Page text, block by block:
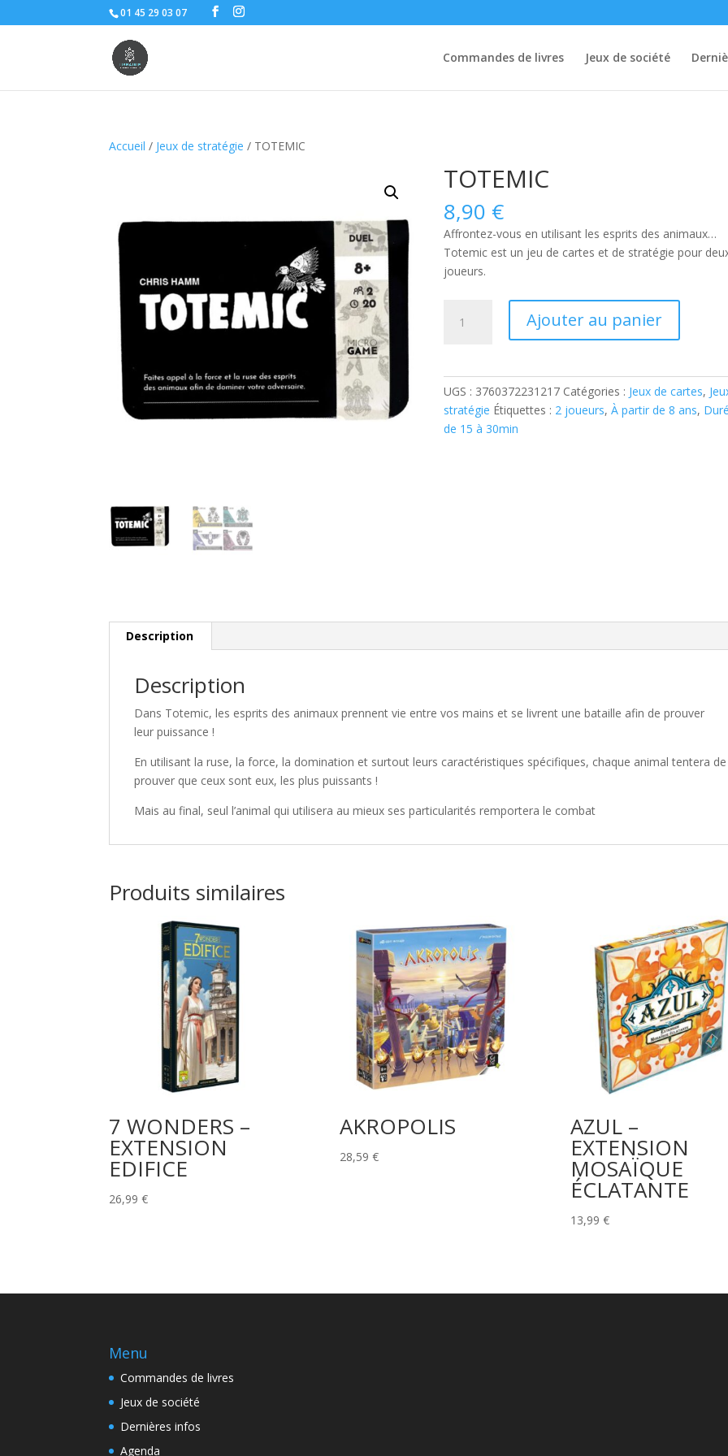
01 45 29 03 07
Commandes de livres Jeux de société
Accueil / Jeux de stratégie / TOTEMIC
TOTEMIC
8,90 €
Affrontez-vous en utilisant les esprits des animaux…
Totemic est un jeu de cartes et de stratégie pour
joueurs.
Ajouter au panier
UGS : 3760372231217 Catégories : Jeux de cartes,
stratégie Étiquettes : 2 joueurs,À partir de 8 ans,
de 15 à 30min
Description
Description
Dans Totemic, les esprits des animaux prennent vie entre vos mains et se livrent une bataille afin de prouver
leur puissance !
En utilisant la ruse, la force, la domination et surtout leurs caractéristiques spécifiques, chaque animal tentera de
prouver que ceux sont eux, les plus puissants !
Mais au final, seul l’animal qui utilisera au mieux ses particularités remportera le combat
Produits similaires
7 WONDERS –
EXTENSION
EDIFICE
26,99€
AKROPOLIS
28,59 €
AZUL –
EXTENSION
MOSAÏQUE
ÉCLATANTE
13,99 €
Menu
Commandes de livres
Jeux de société
Dernières infos
Agenda